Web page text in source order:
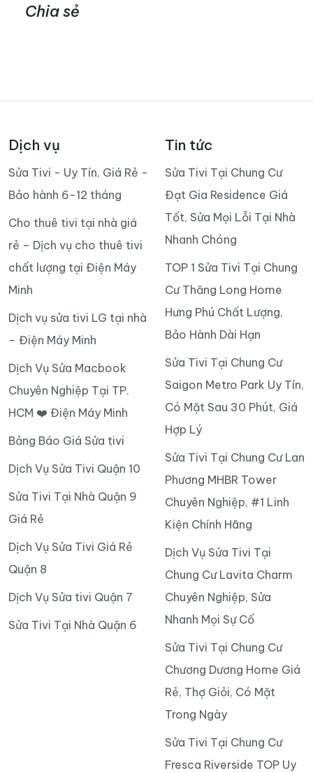
Chia sẻ
Dịch vụ
Sửa Tivi - Uy Tín, Giá Rẻ -
Bảo hành 6-12 tháng
Cho thuê tivi tại nhà giá
rẻ – Dịch vụ cho thuê tivi
chất lượng tại Điện Máy
Minh
Dịch vụ sửa tivi LG tại nhà
– Điện Máy Minh
Dịch Vụ Sửa Macbook
Chuyên Nghiệp Tại TP.
HCM ❤️ Điện Máy Minh
Bảng Báo Giá Sửa tivi
Dịch Vụ Sửa Tivi Quận 10
Sửa Tivi Tại Nhà Quận 9
Giá Rẻ
Dịch Vụ Sửa Tivi Giá Rẻ
Quận 8
Dịch Vụ Sửa tivi Quận 7
Sửa Tivi Tại Nhà Quận 6
Tin tức
Sửa Tivi Tại Chung Cư
Đạt Gia Residence Giá
Tốt, Sửa Mọi Lỗi Tại Nhà
Nhanh Chóng
TOP 1 Sửa Tivi Tại Chung
Cư Thăng Long Home
Hưng Phú Chất Lượng,
Bảo Hành Dài Hạn
Sửa Tivi Tại Chung Cư
Saigon Metro Park Uy Tín,
Có Mặt Sau 30 Phút, Giá
Hợp Lý
Sửa Tivi Tại Chung Cư Lan
Phương MHBR Tower
Chuyên Nghiệp, #1 Linh
Kiện Chính Hãng
Dịch Vụ Sửa Tivi Tại
Chung Cư Lavita Charm
Chuyên Nghiệp, Sửa
Nhanh Mọi Sự Cố
Sửa Tivi Tại Chung Cư
Chương Dương Home Giá
Rẻ, Thợ Giỏi, Có Mặt
Trong Ngày
Sửa Tivi Tại Chung Cư
Fresca Riverside TOP Uy